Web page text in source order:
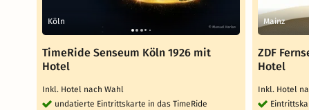
Köln
TimeRide Senseum Köln 1926 mit
Hotel
Inkl. Hotel nach Wahl
undatierte Eintrittskarte in das TimeRide
Mainz
ZDF
Hotel
Inkl. Hotel